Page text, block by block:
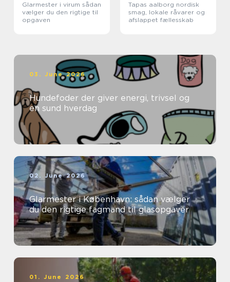
Glarmester i virum sådan
vælger du den rigtige til
opgaven
Tapas aalborg nordisk
smag, lokale råvarer og
afslappet fællesskab
03. June 2026
Hundefoder der giver energi, trivsel og
en sund hverdag
02. June 2026
Glarmester i København: sådan vælger
du den rigtige fagmand til glasopgaver
01. June 2026